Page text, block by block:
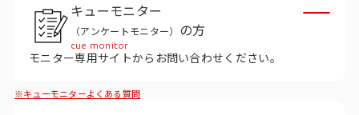
マーケティング支援
マーケティングDX
課題から探す
キューモニター
（アンケートモニター） の方
cue monitor
モニター専用サイトからお問い合わせください。
※キューモニターよくある質問